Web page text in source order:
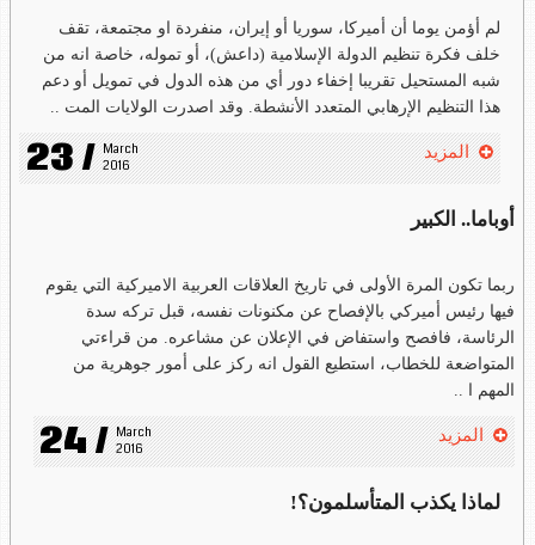
لم أؤمن يوما أن أميركا، سوريا أو إيران، منفردة او مجتمعة، تقف
خلف فكرة تنظيم الدولة الإسلامية (داعش)، أو تموله، خاصة انه من
شبه المستحيل تقريبا إخفاء دور أي من هذه الدول في تمويل أو دعم
هذا التنظيم الإرهابي المتعدد الأنشطة. وقد اصدرت الولايات المت ..
23 / March
2016
المزيد
أوباما.. الكبير
ربما تكون المرة الأولى في تاريخ العلاقات العربية الاميركية التي يقوم
فيها رئيس أميركي بالإفصاح عن مكنونات نفسه، قبل تركه سدة
الرئاسة، فافصح واستفاض في الإعلان عن مشاعره. من قراءتي
المتواضعة للخطاب، استطيع القول انه ركز على أمور جوهرية من
المهم ا ..
24 / March
2016
المزيد
لماذا يكذب المتأسلمون؟!